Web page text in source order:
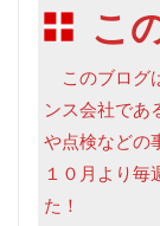
こ
このブログ
ンス会社であ
や点検などの
１０月より毎
た！